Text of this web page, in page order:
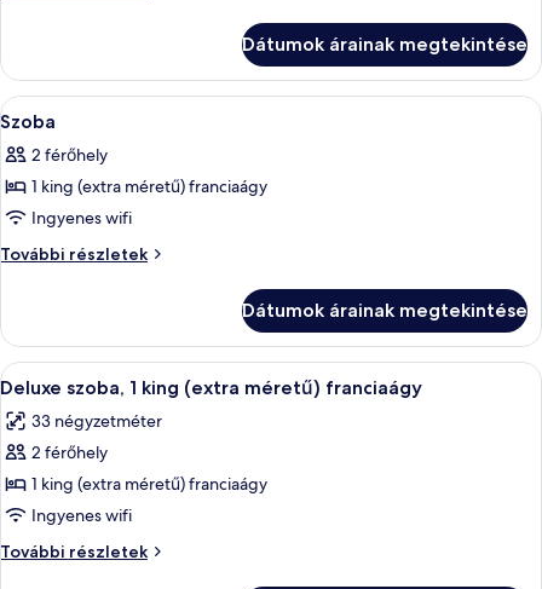
Dátumok árainak megtekintése
A
következő
szoba
összes
képének
megtekintése:
Egy szállodai szoba, amelyben
6
Szoba
2 férőhely
1 king (extra méretű) franciaágy
Ingyenes wifi
További részletek
Szoba
Dátumok árainak megtekintése
A
következő
szoba
összes
képének
megtekintése:
Deluxe
szoba,
Egy szállodai szoba, amelyben egy
7
Deluxe szoba, 1 king (extra méretű) franciaágy
33 négyzetméter
2 férőhely
1 king (extra méretű) franciaágy
Ingyenes wifi
További részletek
Deluxe